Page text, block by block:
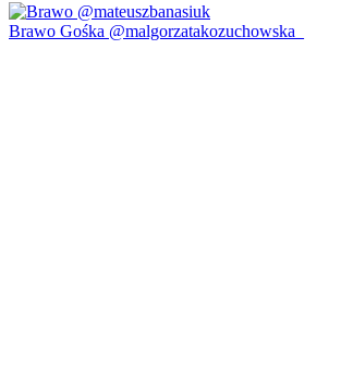
Brawo Gośka @malgorzatakozuchowska_